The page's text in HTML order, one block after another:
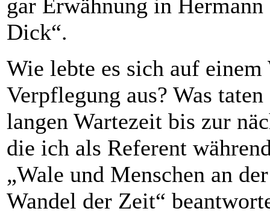
gar Erwähnung in
Dick“.
Wie lebte es sich auf
Verpflegung aus? Was
langen Wartezeit bis zur
die ich als Referent
„Wale und Menschen an
Wandel der Zeit“